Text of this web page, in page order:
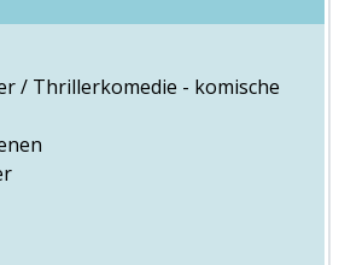
/ Thrillerkomedie - komische